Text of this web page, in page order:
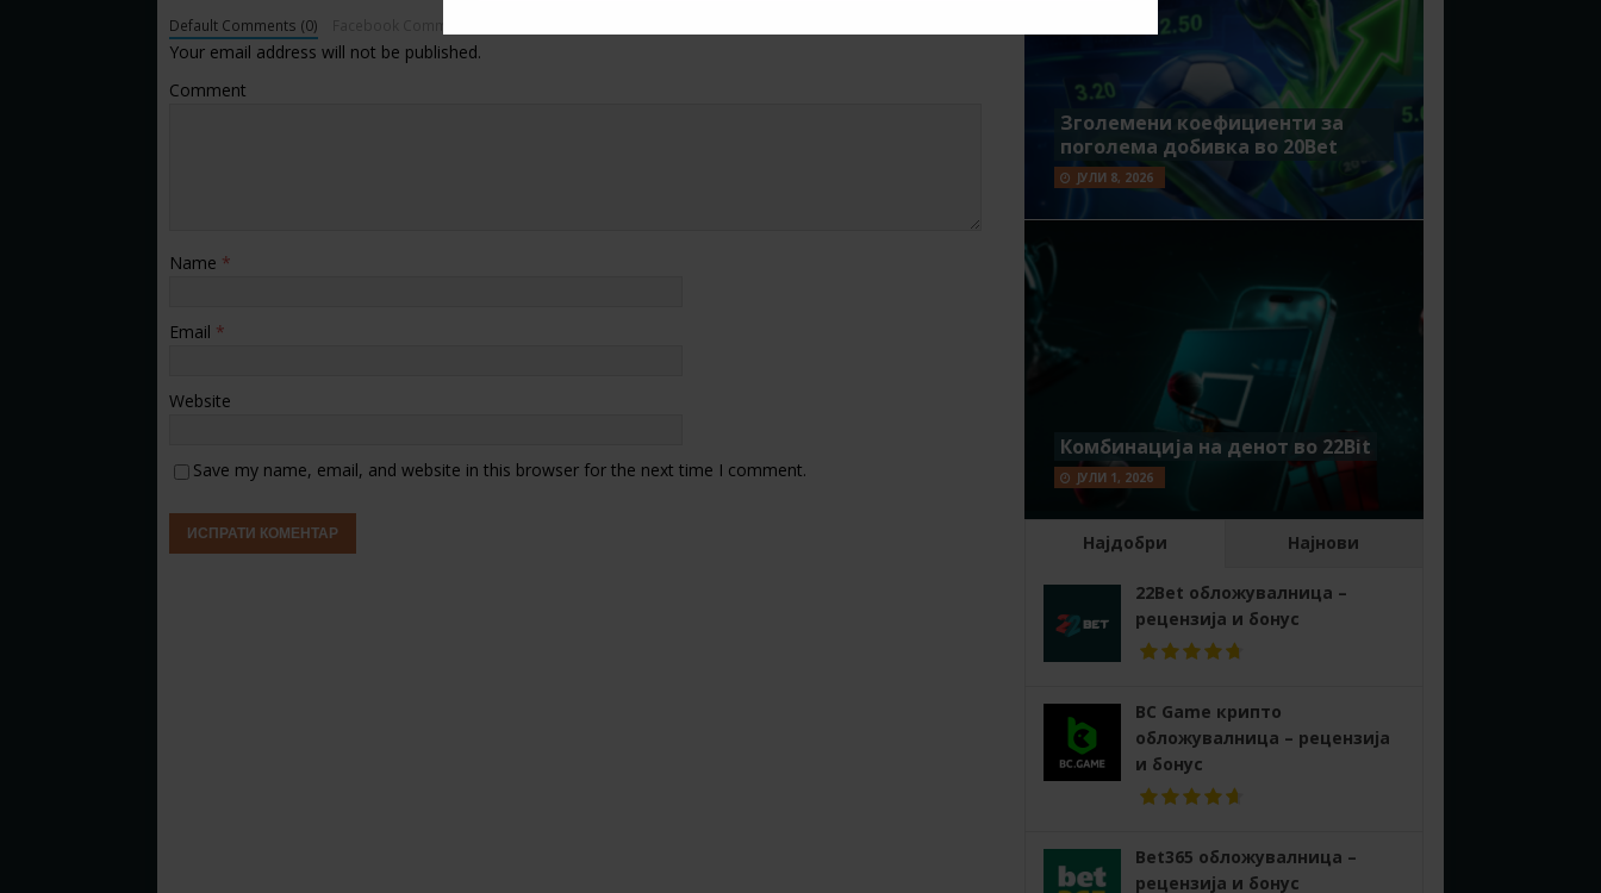
Default Comments (0)
Your email address will not be published.
Comment
Name *
Email *
Website
Save my name, email, and website in this browser for the next time I comment.
Зголемени коефициенти за
поголема добивка во 20Bet
ЈУЛИ 8, 2026
Комбинација на денот во 22Bit
ЈУЛИ 1, 2026
Најдобри Најнови
22Bet обложувалница –
рецензија и бонус
BC Game крипто
обложувалница – рецензија
и бонус
Bet365 обложувалница –
рецензија и бонус